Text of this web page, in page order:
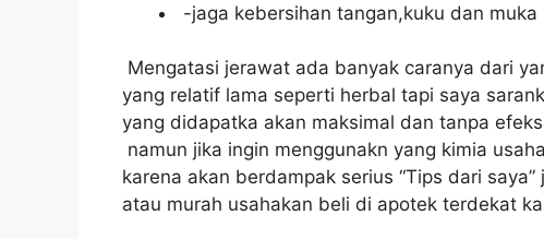
-jaga kebersihan tangan,kuku dan muka
Mengatasi jerawat ada banyak caranya dari
yang relatif lama seperti herbal tapi saya
yang didapatka akan maksimal dan tanpa
namun jika ingin menggunakn yang kimia
karena akan berdampak serius “Tips dari
atau murah usahakan beli di apotek terdekat